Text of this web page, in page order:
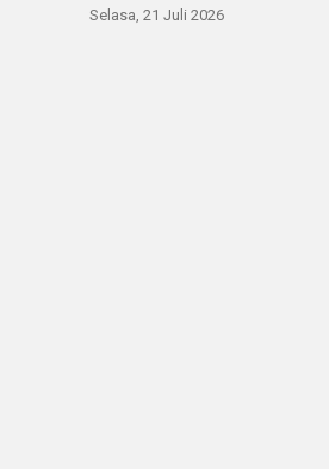
Selasa, 21 Juli 2026